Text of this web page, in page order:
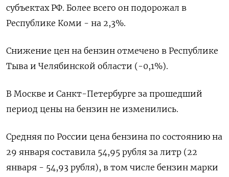
субъектах РФ. Более всего он подорожал в
Республике Коми - на 2,3%.
Снижение цен на бензин отмечено в Республике
Тыва и Челябинской области (-0,1%).
В Москве и Санкт-Петербурге за прошедший
период цены на бензин не изменились.
Средняя по России цена бензина по состоянию на
29 января составила 54,95 рубля за литр (22
января - 54,93 рубля), в том числе бензин марки